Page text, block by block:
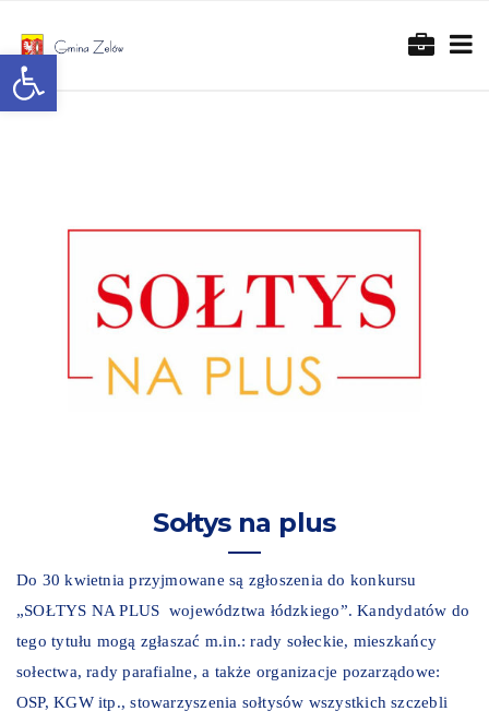
Otwórz pasek narzędzi
Sołtys na plus
Do 30 kwietnia przyjmowane są zgłoszenia do konkursu
„SOŁTYS NA PLUS województwa łódzkiego”. Kandydatów do
tego tytułu mogą zgłaszać m.in.: rady sołeckie, mieszkańcy
sołectwa, rady parafialne, a także organizacje pozarządowe:
OSP, KGW itp., stowarzyszenia sołtysów wszystkich szczebli